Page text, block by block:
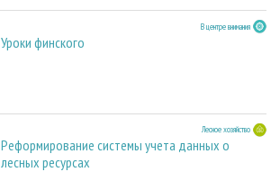
В центре внимания
Уроки финского
Лесное хозяйство
Реформирование системы учета данных о
лесных ресурсах